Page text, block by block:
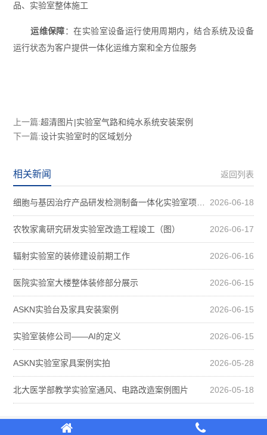
品、实验室整体施工
运维保障：在实验室设备运行使用周期内，结合系统及设备
运行状态为客户提供一体化运维方案和全方位服务
上一篇:超清图片|实验室气路和纯水系统安装案例
下一篇:设计实验室时的区域划分
返回列表
相关新闻
2026-06-18
细胞与基因治疗产品研发检测制备一体化实验室项目装修案例图
2026-06-17
农牧家禽研究研发实验室改造工程竣工（图）
2026-06-16
辐射实验室的装修建设前期工作
2026-06-15
医院实验室大楼整体装修部分展示
2026-06-15
ASKN实验台及家具安装案例
2026-06-15
实验室装修公司——AI的定义
2026-05-28
ASKN实验室家具案例实拍
2026-05-18
北大医学部教学实验室通风、电路改造案例图片